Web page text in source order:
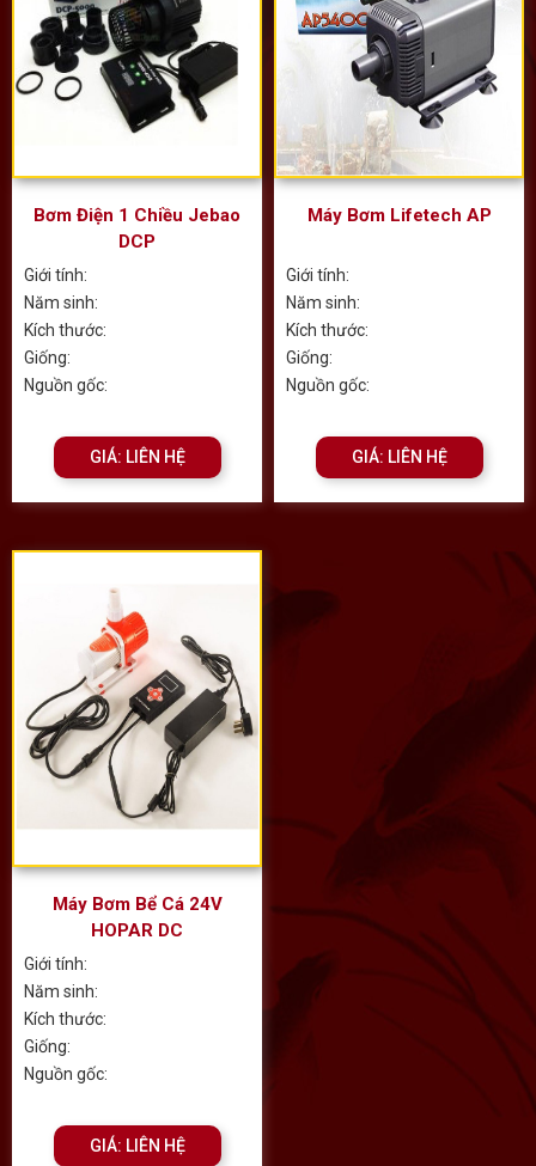
Bơm Điện 1 Chiều Jebao
DCP
Giới tính:
Năm sinh:
Kích thước:
Giống:
Nguồn gốc:
GIÁ: LIÊN HỆ
Máy Bơm Lifetech AP
Giới tính:
Năm sinh:
Kích thước:
Giống:
Nguồn gốc:
GIÁ: LIÊN HỆ
Máy Bơm Bể Cá 24V
HOPAR DC
Giới tính:
Năm sinh:
Kích thước:
Giống:
Nguồn gốc:
GIÁ: LIÊN HỆ